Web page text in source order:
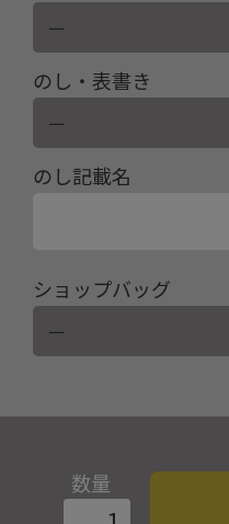
のし・表書き
のし記載名
ショップバッグ
数量